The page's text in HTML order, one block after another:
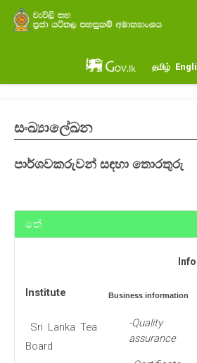
தமிழ்
සංඛ්‍යාලේඛන
පාර්ශවකරුවන් සඳහා තොරතුරු
තේ
Institute Business information
Sri Lanka Tea
Board
-Quality
assurance